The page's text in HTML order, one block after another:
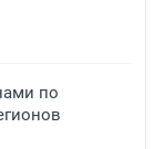
по